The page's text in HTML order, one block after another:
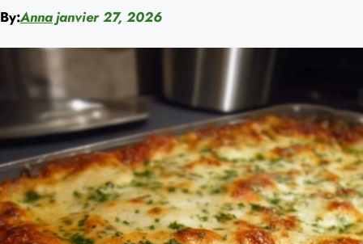
By:Annajanvier 27, 2026